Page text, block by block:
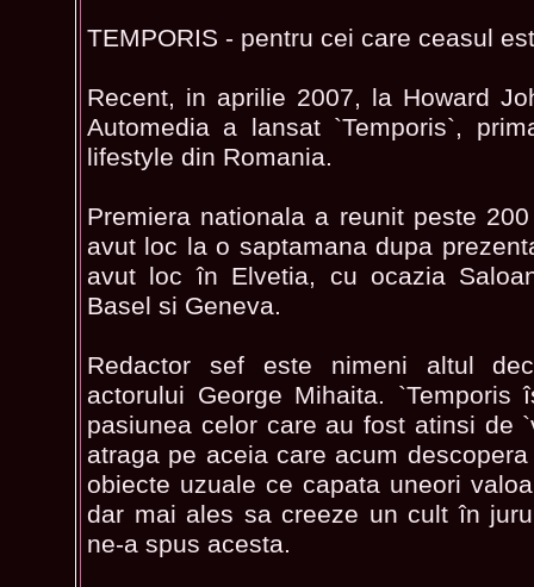
TEMPORIS - pentru cei care ceasul
Recent, in aprilie 2007, la Howard
Automedia a lansat `Temporis`,
lifestyle din Romania.
Premiera nationala a reunit peste
avut loc la o saptamana dupa
avut loc în Elvetia, cu ocazia
Basel si Geneva.
Redactor sef este nimeni altul
actorului George Mihaita. `Temporis
pasiunea celor care au fost atinsi de
atraga pe aceia care acum
obiecte uzuale ce capata uneori
dar mai ales sa creeze un cult în
ne-a spus acesta.